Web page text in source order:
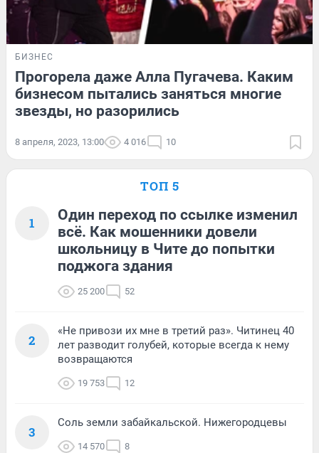
БИЗНЕС
Прогорела даже Алла Пугачева. Каким
бизнесом пытались заняться многие
звезды, но разорились
8 апреля, 2023, 13:00 4 016 10
ТОП 5
1
Один переход по ссылке изменил
всё. Как мошенники довели
школьницу в Чите до попытки
поджога здания
25 200 52
2
«Не привози их мне в третий раз». Читинец 40
лет разводит голубей, которые всегда к нему
возвращаются
19 753 12
3
Соль земли забайкальской. Нижегородцевы
14 570 8